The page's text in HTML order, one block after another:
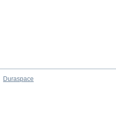
Duraspace